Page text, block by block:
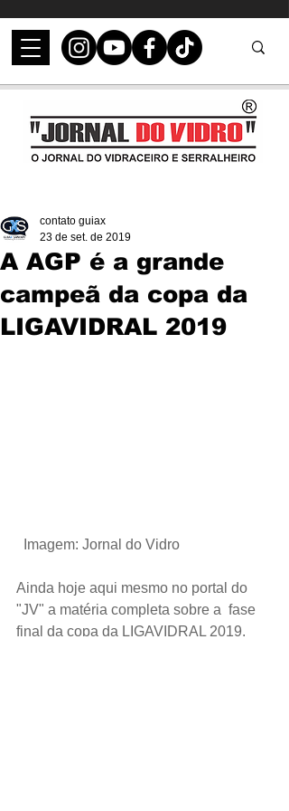
A AGP é a grande
campeã da copa da
LIGAVIDRAL 2019
contato guiax
23 de set. de 2019
Imagem: Jornal do Vidro
Ainda hoje aqui mesmo no portal do
"JV" a matéria completa sobre a  fase
final da copa da LIGAVIDRAL 2019.